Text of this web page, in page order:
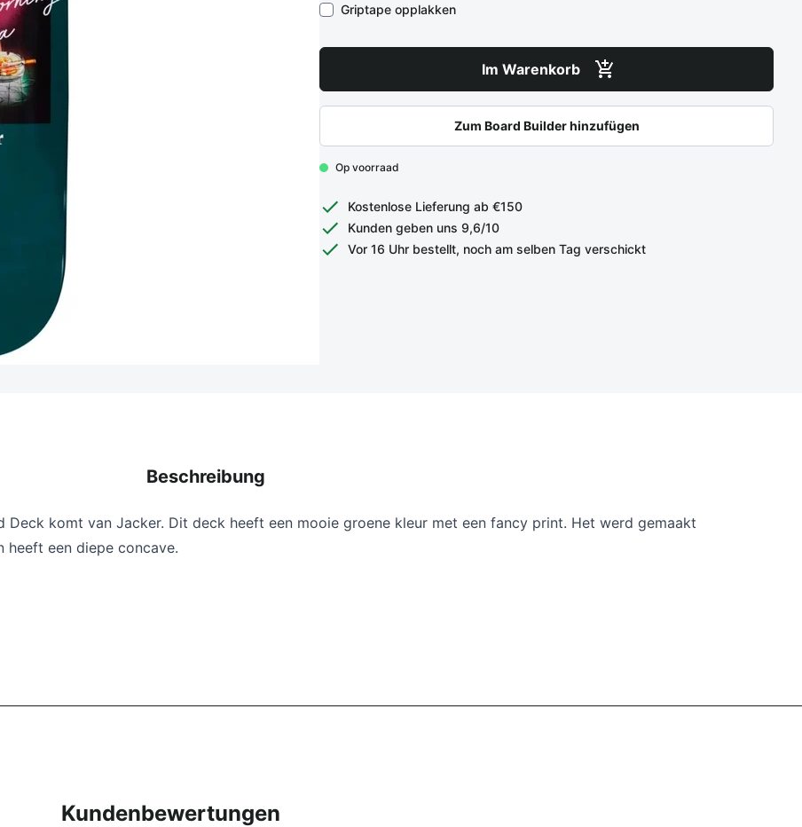
Griptape opplakken
Im Warenkorb
Zum Board Builder hinzufügen
Op voorraad
Kostenlose Lieferung ab €150
Kunden geben uns 9,6/10
Vor 16 Uhr bestellt, noch am selben Tag verschickt
Beschreibung
Deck komt van Jacker. Dit deck heeft een mooie groene kleur met een fancy print. Het werd gemaakt
heeft een diepe concave.
Kundenbewertungen